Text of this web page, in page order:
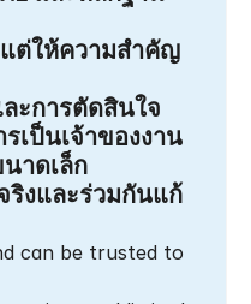
แต่ให้ความสำคัญ
ะการตัดสินใจ
เป็นเจ้าของงาน
าดเล็ก
ริงและร่วมกันแก้
can be trusted to